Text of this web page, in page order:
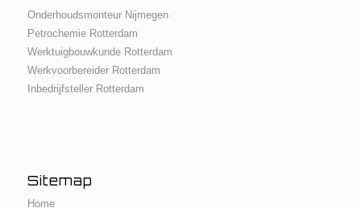
Onderhoudsmonteur Nijmegen
Petrochemie Rotterdam
Werktuigbouwkunde Rotterdam
Werkvoorbereider Rotterdam
Inbedrijfsteller Rotterdam
Sitemap
Home